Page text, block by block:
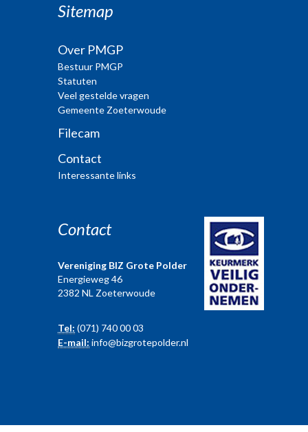
Sitemap
Over PMGP
Bestuur PMGP
Statuten
Veel gestelde vragen
Gemeente Zoeterwoude
Filecam
Contact
Interessante links
Contact
Vereniging BIZ Grote Polder
Energieweg 46
2382 NL Zoeterwoude
Tel: (071) 740 00 03
E-mail: info@bizgrotepolder.nl